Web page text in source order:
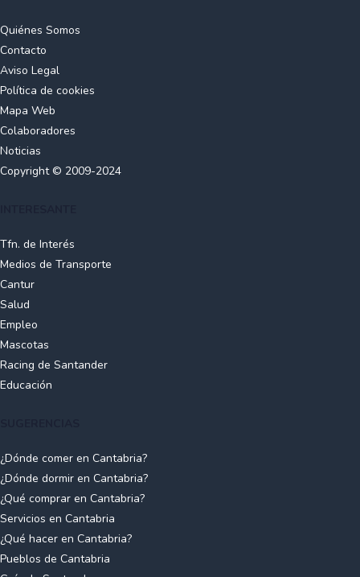
Quiénes Somos
Contacto
Aviso Legal
Política de cookies
Mapa Web
Colaboradores
Noticias
Copyright © 2009-2024
Tfn. de Interés
Medios de Transporte
Cantur
Salud
Empleo
Mascotas
Racing de Santander
Educación
¿Dónde comer en Cantabria?
¿Dónde dormir en Cantabria?
¿Qué comprar en Cantabria?
Servicios en Cantabria
¿Qué hacer en Cantabria?
Pueblos de Cantabria